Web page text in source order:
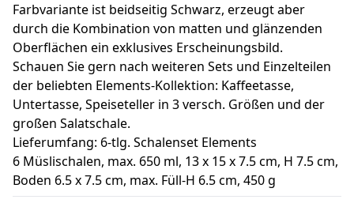
Farbvariante ist beidseitig Schwarz, erzeugt aber
durch die Kombination von matten und glänzenden
Oberflächen ein exklusives Erscheinungsbild.
Schauen Sie gern nach weiteren Sets und Einzelteilen
der beliebten Elements-Kollektion: Kaffeetasse,
Untertasse, Speiseteller in 3 versch. Größen und der
großen Salatschale.
Lieferumfang: 6-tlg. Schalenset Elements
6 Müslischalen, max. 650 ml, 13 x 15 x 7.5 cm, H 7.5 cm,
Boden 6.5 x 7.5 cm, max. Füll-H 6.5 cm, 450 g